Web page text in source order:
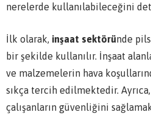
nerelerde kullanılabileceğini
İlk olarak, inşaat sektöründe
bir şekilde kullanılır. İnşaat
ve malzemelerin hava
sıkça tercih edilmektedir. Ayrıca,
çalışanların güvenliğini